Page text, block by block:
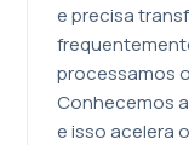
e precisa
processamos
Conhecemos
e isso acelera